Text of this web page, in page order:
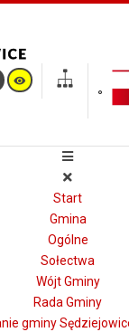
Start
Gmina
Ogólne
Sołectwa
Wójt Gminy
Rada Gminy
gminy